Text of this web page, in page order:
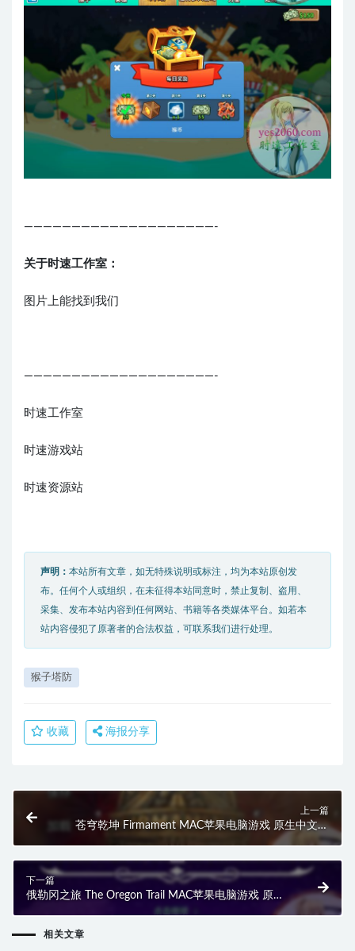
————————————————————-
关于时速工作室：
图片上能找到我们
————————————————————-
时速工作室
时速游戏站
时速资源站
声明： 本站所有文章，如无特殊说明或标注，均为本站原创发
布。任何个人或组织，在未征得本站同意时，禁止复制、盗用、
采集、发布本站内容到任何网站、书籍等各类媒体平台。如若本
站内容侵犯了原著者的合法权益，可联系我们进行处理。
猴子塔防
收藏 海报分享
上一篇
苍穹乾坤 Firmament MAC苹果电脑游戏 原生中文版
支持11 12 13 14
下一篇
俄勒冈之旅 The Oregon Trail MAC苹果电脑游戏 原生
相关文章